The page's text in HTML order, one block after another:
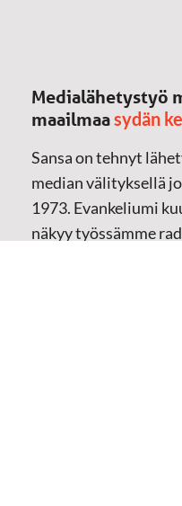
Medialähetystyö
maailmaasydän
Sansa on tehnyt
median välityksellä
1973. Evankeliumi
näkyy työssämme